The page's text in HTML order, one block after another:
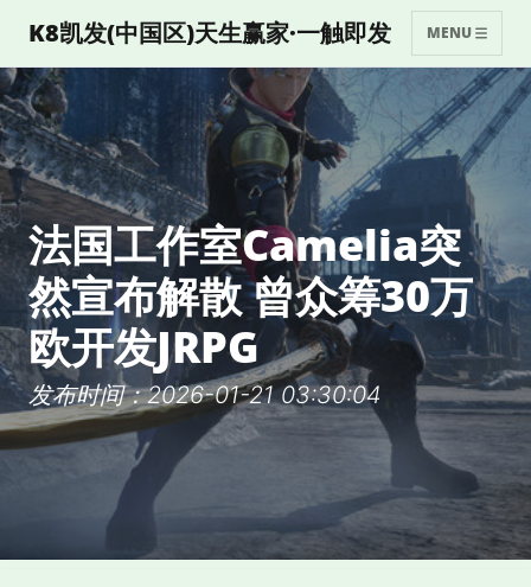
K8凯发(中国区)天生赢家·一触即发 MENU
法国工作室Camelia突
然宣布解散 曾众筹30万
欧开发JRPG
发布时间：2026-01-21 03:30:04